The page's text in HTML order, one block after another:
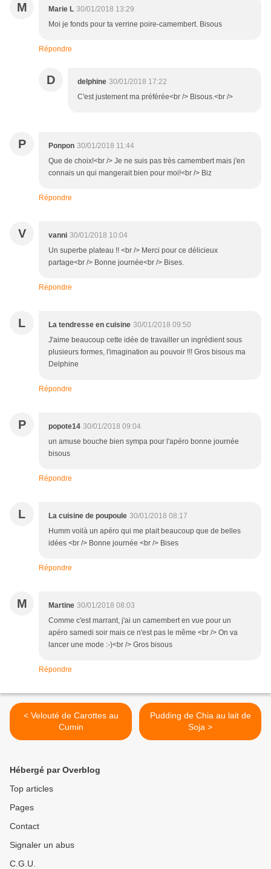
M Marie L 30/01/2018 13:29
Moi je fonds pour ta verrine poire-camembert. Bisous
Répondre
D delphine 30/01/2018 17:22
C'est justement ma préférée<br /> Bisous.<br />
P Ponpon 30/01/2018 11:44
Que de choix!<br /> Je ne suis pas très camembert mais j'en
connais un qui mangerait bien pour moi!<br /> Biz
Répondre
V vanni 30/01/2018 10:04
Un superbe plateau !! <br /> Merci pour ce délicieux
partage<br /> Bonne journée<br /> Bises.
Répondre
L La tendresse en cuisine 30/01/2018 09:50
J'aime beaucoup cette idée de travailler un ingrédient sous
plusieurs formes, l'imagination au pouvoir !!! Gros bisous ma
Delphine
Répondre
P popote14 30/01/2018 09:04
un amuse bouche bien sympa pour l'apéro bonne journée
bisous
Répondre
L La cuisine de poupoule 30/01/2018 08:17
Humm voilà un apéro qui me plait beaucoup que de belles
idées <br /> Bonne journée <br /> Bises
Répondre
M Martine 30/01/2018 08:03
Comme c'est marrant, j'ai un camembert en vue pour un
apéro samedi soir mais ce n'est pas le même <br /> On va
lancer une mode :-)<br /> Gros bisous
Répondre
< Velouté de Carottes au
Cumin
Pudding de Chia au lait de
Soja >
Hébergé par Overblog
Top articles
Pages
Contact
Signaler un abus
C.G.U.